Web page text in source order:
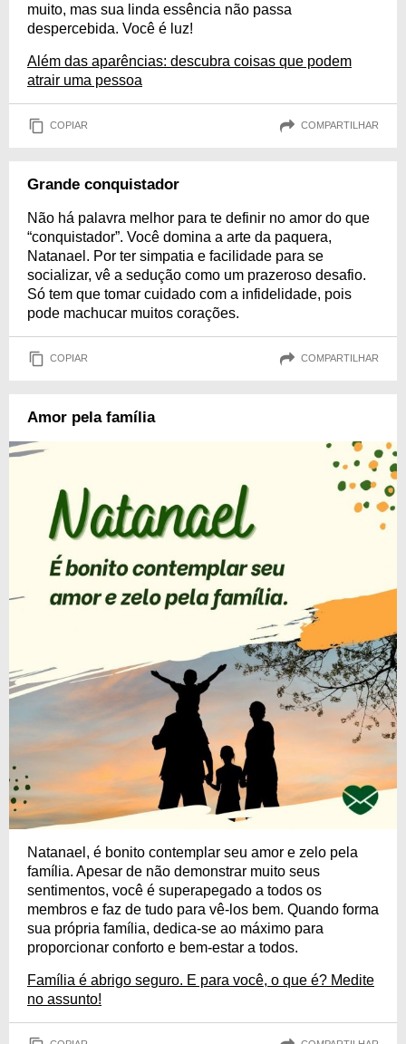
muito, mas sua linda essência não passa
despercebida. Você é luz!
Além das aparências: descubra coisas que podem
atrair uma pessoa
COPIAR COMPARTILHAR
Grande conquistador
Não há palavra melhor para te definir no amor do que
“conquistador”. Você domina a arte da paquera,
Natanael. Por ter simpatia e facilidade para se
socializar, vê a sedução como um prazeroso desafio.
Só tem que tomar cuidado com a infidelidade, pois
pode machucar muitos corações.
COPIAR COMPARTILHAR
Amor pela família
Natanael, é bonito contemplar seu amor e zelo pela
família. Apesar de não demonstrar muito seus
sentimentos, você é superapegado a todos os
membros e faz de tudo para vê-los bem. Quando forma
sua própria família, dedica-se ao máximo para
proporcionar conforto e bem-estar a todos.
Família é abrigo seguro. E para você, o que é? Medite
no assunto!